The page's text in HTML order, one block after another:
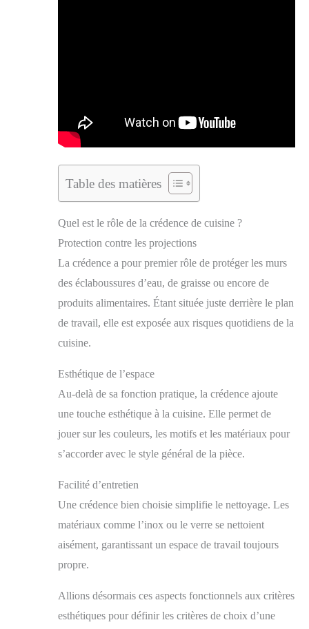
Table des matières
Quel est le rôle de la crédence de cuisine ?
Protection contre les projections
La crédence a pour premier rôle de protéger les murs
des éclaboussures d’eau, de graisse ou encore de
produits alimentaires. Étant située juste derrière le plan
de travail, elle est exposée aux risques quotidiens de la
cuisine.
Esthétique de l’espace
Au-delà de sa fonction pratique, la crédence ajoute
une touche esthétique à la cuisine. Elle permet de
jouer sur les couleurs, les motifs et les matériaux pour
s’accorder avec le style général de la pièce.
Facilité d’entretien
Une crédence bien choisie simplifie le nettoyage. Les
matériaux comme l’inox ou le verre se nettoient
aisément, garantissant un espace de travail toujours
propre.
Allions désormais ces aspects fonctionnels aux critères
esthétiques pour définir les critères de choix d’une